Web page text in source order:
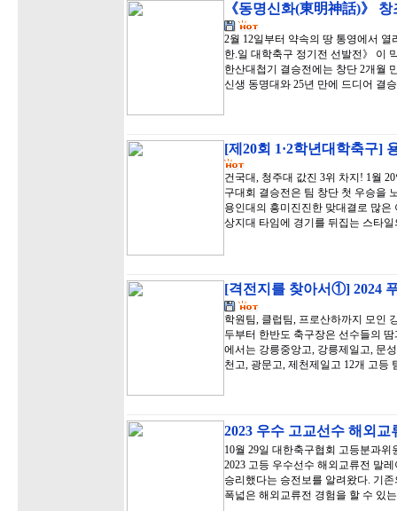
《동명신화(東明神話)》
2월 12일부터 약속의 땅 통영에서
한.일 대학축구 정기전 선발전》 이
한산대첩기 결승전에는 창단 2개월
신생 동명대와 25년 만에 드디어 결
[제20회 1·2학년대학축구]
건국대, 청주대 값진 3위 차지! 1월
구대회 결승전은 팀 창단 첫 우승을
용인대의 흥미진진한 맞대결로 많
상지대 타임에 경기를 뒤집는 스타
[격전지를 찾아서①] 2024
학원팀, 클럽팀, 프로산하까지 모인
두부터 한반도 축구장은 선수들의
에서는 강릉중앙고, 강릉제일고, 문
천고, 광문고, 제천제일고 12개 고등
2023 우수 고교선수 해외
10월 29일 대한축구협회 고등분과
2023 고등 우수선수 해외교류전 말
승리했다는 승전보를 알려왔다. 기
폭넓은 해외교류전 경험을 할 수 있